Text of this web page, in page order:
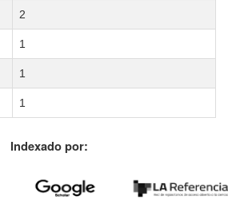
2
1
1
1
Indexado por: